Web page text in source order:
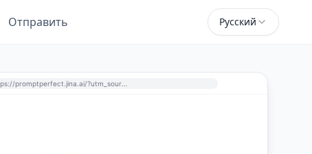
Отправить Русский
https://promptperfect.jina.ai/?utm_source=perchance-ai.net&utm_medium=referral